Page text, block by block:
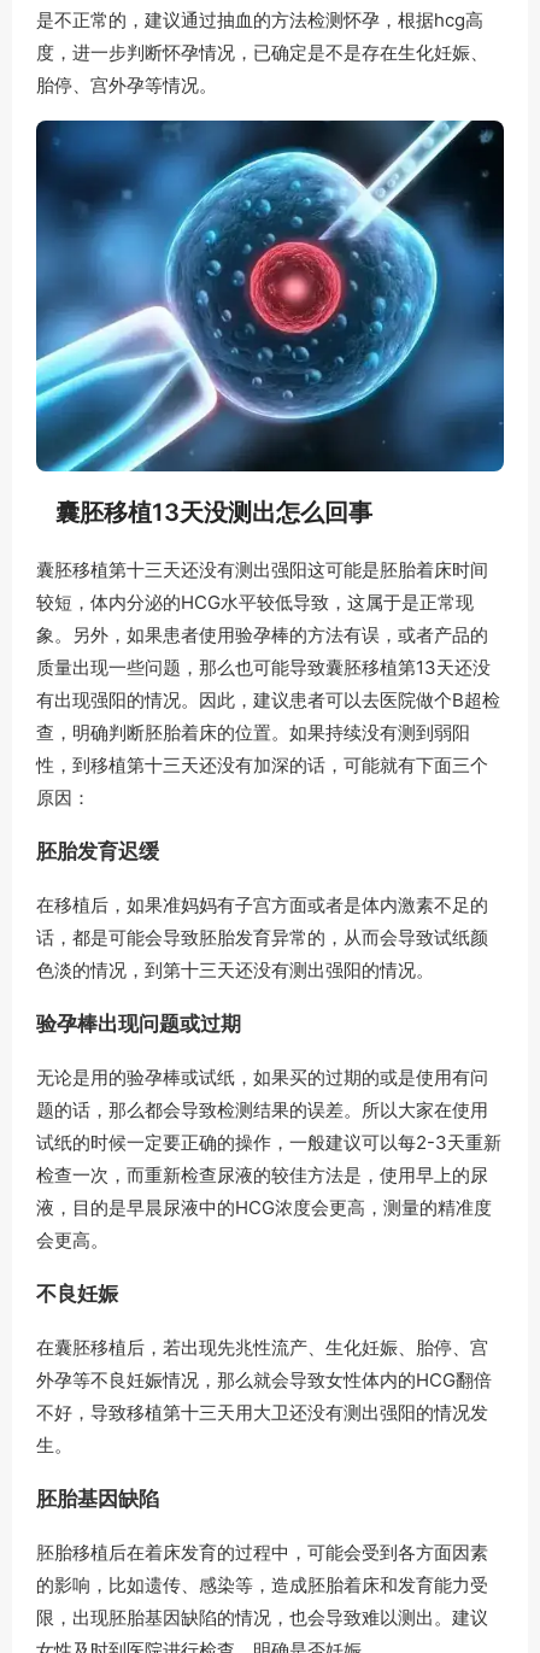
是不正常的，建议通过抽血的方法检测怀孕，根据hcg高
度，进一步判断怀孕情况，已确定是不是存在生化妊娠、
胎停、宫外孕等情况。
囊胚移植13天没测出怎么回事
囊胚移植第十三天还没有测出强阳这可能是胚胎着床时间
较短，体内分泌的HCG水平较低导致，这属于是正常现
象。另外，如果患者使用验孕棒的方法有误，或者产品的
质量出现一些问题，那么也可能导致囊胚移植第13天还没
有出现强阳的情况。因此，建议患者可以去医院做个B超检
查，明确判断胚胎着床的位置。如果持续没有测到弱阳
性，到移植第十三天还没有加深的话，可能就有下面三个
原因：
胚胎发育迟缓
在移植后，如果准妈妈有子宫方面或者是体内激素不足的
话，都是可能会导致胚胎发育异常的，从而会导致试纸颜
色淡的情况，到第十三天还没有测出强阳的情况。
验孕棒出现问题或过期
无论是用的验孕棒或试纸，如果买的过期的或是使用有问
题的话，那么都会导致检测结果的误差。所以大家在使用
试纸的时候一定要正确的操作，一般建议可以每2-3天重新
检查一次，而重新检查尿液的较佳方法是，使用早上的尿
液，目的是早晨尿液中的HCG浓度会更高，测量的精准度
会更高。
不良妊娠
在囊胚移植后，若出现先兆性流产、生化妊娠、胎停、宫
外孕等不良妊娠情况，那么就会导致女性体内的HCG翻倍
不好，导致移植第十三天用大卫还没有测出强阳的情况发
生。
胚胎基因缺陷
胚胎移植后在着床发育的过程中，可能会受到各方面因素
的影响，比如遗传、感染等，造成胚胎着床和发育能力受
限，出现胚胎基因缺陷的情况，也会导致难以测出。建议